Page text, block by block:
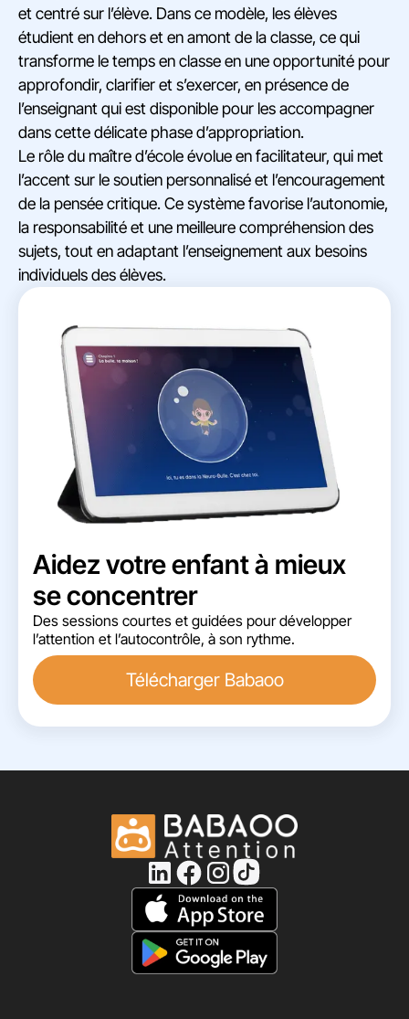
et centré sur l’élève. Dans ce modèle, les élèves
étudient en dehors et en amont de la classe, ce qui
transforme le temps en classe en une opportunité pour
approfondir, clarifier et s’exercer, en présence de
l’enseignant qui est disponible pour les accompagner
dans cette délicate phase d’appropriation.
Le rôle du maître d’école évolue en facilitateur, qui met
l’accent sur le soutien personnalisé et l’encouragement
de la pensée critique. Ce système favorise l’autonomie,
la responsabilité et une meilleure compréhension des
sujets, tout en adaptant l’enseignement aux besoins
individuels des élèves.
Aidez votre enfant à mieux
se concentrer
Des sessions courtes et guidées pour développer
l’attention et l’autocontrôle, à son rythme.
Télécharger Babaoo